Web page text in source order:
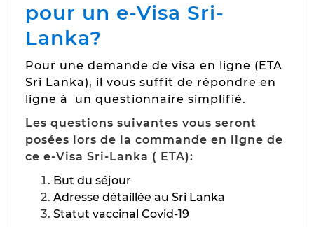
pour un e-Visa Sri-
Lanka?
Pour une demande de visa en ligne (ETA
Sri Lanka), il vous suffit de répondre en
ligne à un questionnaire simplifié.
Les questions suivantes vous seront
posées lors de la commande en ligne de
ce e-Visa Sri-Lanka ( ETA):
But du séjour
Adresse détaillée au Sri Lanka
Statut vaccinal Covid-19